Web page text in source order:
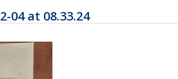
04 at 08.33.24